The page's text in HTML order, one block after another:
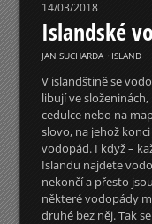
14/03/2018
Islandské
JAN SUCHARDA ⋅ ISLAND
V islandštině se
libují ve
cedulce nebo na
slovo, na jehož
vodopád. I když –
Islandu najdete
nekončí a přesto
některé vodopády
druhé bez něj. Tak